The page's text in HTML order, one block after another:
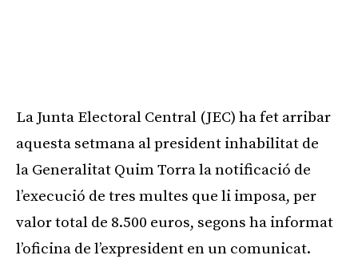
La Junta Electoral Central (JEC) ha fet arribar
aquesta setmana al president inhabilitat de
la Generalitat Quim Torra la notificació de
l’execució de tres multes que li imposa, per
valor total de 8.500 euros, segons ha informat
l’oficina de l’expresident en un comunicat.